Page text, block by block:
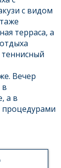
с видом
терраса, а
Вечер
а в
процедурами